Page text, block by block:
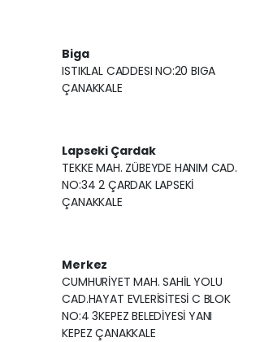
Biga
ISTIKLAL CADDESI NO:20 BIGA
ÇANAKKALE
Lapseki Çardak
TEKKE MAH. ZÜBEYDE HANIM CAD.
NO:34 2 ÇARDAK LAPSEKİ
ÇANAKKALE
Merkez
CUMHURİYET MAH. SAHİL YOLU
CAD.HAYAT EVLERİSİTESİ C BLOK
NO:4 3KEPEZ BELEDİYESİ YANI
KEPEZ ÇANAKKALE